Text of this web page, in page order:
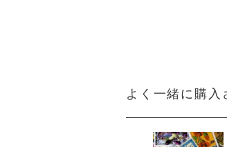
よく一緒に購入